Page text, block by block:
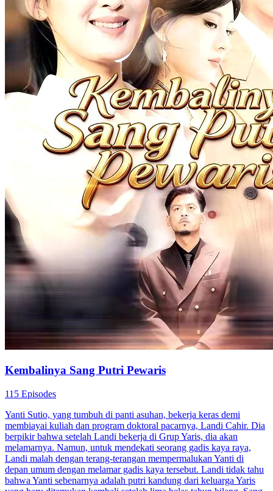
Keluarga Yadi yang kaya raya, telah ditukar oleh seorang pelayan
dengan anak perempuannya sendiri. Dalam semalam, Sonia—yang
seharusnya menjadi putri kaya raya yang dimanjakan—jatuh
menjadi anak perempuan pelayan dan sejak kecil hidup menderita.
Sementara itu, anak perempuan pelayan yang seharusnya hidup
dalam kemiskinan mendadak jadi putri sulung yang disayangi
banyak orang. Dalam sebuah kebetulan, Sonia menyelamatkan ibu
kandungnya, Livia Yadi. Karena hal itu, Livia menghargainya dan
membawanya masuk ke dalam Keluarga Yadi. Namun, ibunya, si
pelayan yang bernama Chika, takut kebenaran akan terbongkar. Jadi
dia memfitnah Sonia. Tak hanya itu, Cindy—yang tanpa sengaja
mengetahui bahwa dirinya adalah putri kaya palsu—juga takut
identitas aslinya terungkap. Akibatnya, ia pun bersatu dengan
menantu Keluarga Yadi, Denny, untuk diam-diam meracuni dan
membunuh Livia sambil berulang kali memfitnah Sonia, hingga
ibunya, Livia, salah paham pada Sonia! Untungnya, anak angkat
Keluarga Yadi, Hendra, hadir untuk membantu Sonia mencari
kebenaran. Akankah dia menemukan kebenaran itu? Apa yang akan
terjadi pada hubungan Hendra dan Sonia?
Romansa